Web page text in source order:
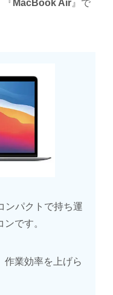
MacBook Air』で
ンパクトで持ち運
です。
作業効率を上げら